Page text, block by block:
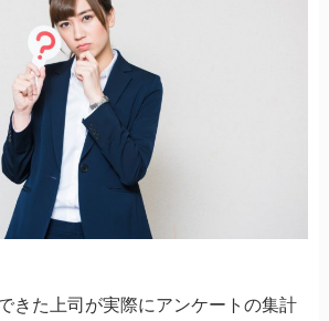
きた上司が実際にアンケートの集計